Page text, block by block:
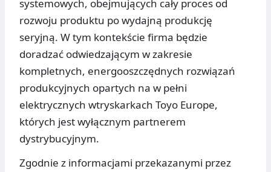
systemowych, obejmujących cały proces od
rozwoju produktu po wydajną produkcję
seryjną. W tym kontekście firma będzie
doradzać odwiedzającym w zakresie
kompletnych, energooszczędnych rozwiązań
produkcyjnych opartych na w pełni
elektrycznych wtryskarkach Toyo Europe,
których jest wyłącznym partnerem
dystrybucyjnym.
Zgodnie z informacjami przekazanymi przez